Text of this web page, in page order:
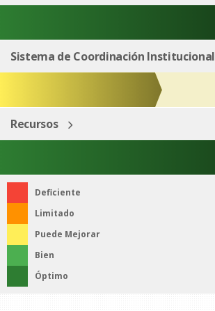
Sistema de Coordinación Institucional
Recursos
Deficiente
Limitado
Puede Mejorar
Bien
Óptimo